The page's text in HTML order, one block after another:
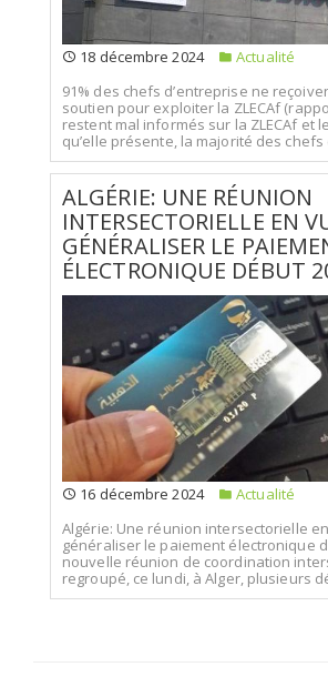
18 décembre 2024
Actualité
91% des chefs d’entreprise ne
soutien pour exploiter la ZLECAf
restent mal informés sur la ZLECAf et
qu’elle présente, la majorité des chefs
ALGÉRIE: UNE RÉUNION
INTERSECTORIELLE EN
GÉNÉRALISER LE
ÉLECTRONIQUE DÉBUT
16 décembre 2024
Actualité
Algérie: Une réunion intersectorielle
généraliser le paiement électronique
nouvelle réunion de coordination
regroupé, ce lundi, à Alger, plusieurs